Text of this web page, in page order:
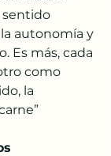
sentido
autonomía y
Es más, cada
como
la